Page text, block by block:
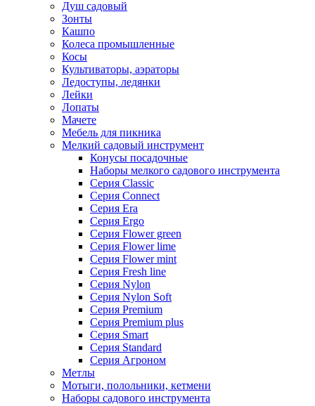
Душ садовый
Зонты
Кашпо
Колеса промышленные
Косы
Культиваторы, аэраторы
Ледоступы, ледянки
Лейки
Лопаты
Мачете
Мебель для пикника
Мелкий садовый инструмент
Конусы посадочные
Наборы мелкого садового инструмента
Серия Classic
Серия Connect
Серия Era
Серия Ergo
Серия Flower green
Серия Flower lime
Серия Flower mint
Серия Fresh line
Серия Nylon
Серия Nylon Soft
Серия Premium
Серия Premium plus
Серия Smart
Серия Standard
Серия Агроном
Метлы
Мотыги, полольники, кетмени
Наборы садового инструмента